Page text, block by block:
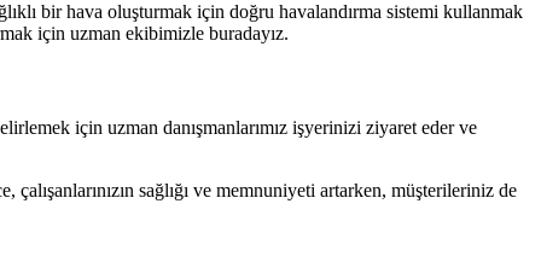
bir hava oluşturmak için doğru havalandırma sistemi kullanmak
için uzman ekibimizle buradayız.
için uzman danışmanlarımız işyerinizi ziyaret eder ve
sağlığı ve memnuniyeti artarken, müşterileriniz de